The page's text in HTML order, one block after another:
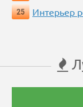
25
Интерьер